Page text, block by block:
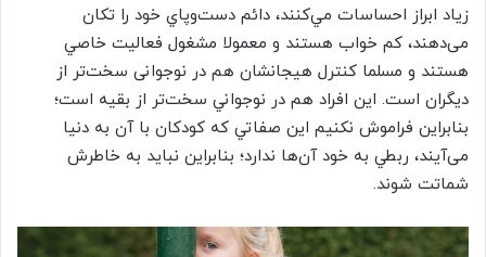
زياد ابراز احساسات مي‌كنند، دائم دست‌و‌پاي خود را تكان
می‌دهند، كم خواب هستند و معمولا مشغول فعاليت خاصي
هستند و مسلما كنترل هيجانشان هم در نوجوانی سخت‌تر از
دیگران است. اين افراد هم در نوجواني سخت‌تر از بقيه است؛
بنابراین فراموش نكنيم اين صفاتي كه كودكان با آن به دنيا
می‌آيند، ربطي به خود آن‌ها ندارد؛ بنابراين نبايد به خاطرش
شماتت شوند.